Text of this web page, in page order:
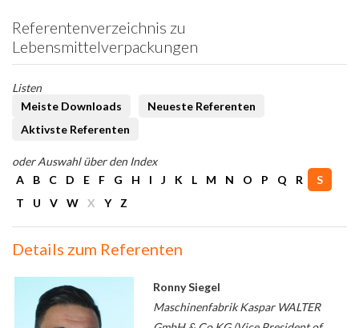
Referentenverzeichnis zu
Lebensmittelverpackungen
Listen
Meiste Downloads
Neueste Referenten
Aktivste Referenten
oder Auswahl über den Index
A
B C D E F G H I J K L M N O P Q R
S
T
U V W X Y Z
Details zum Referenten
Ronny Siegel
Maschinenfabrik Kaspar WALTER